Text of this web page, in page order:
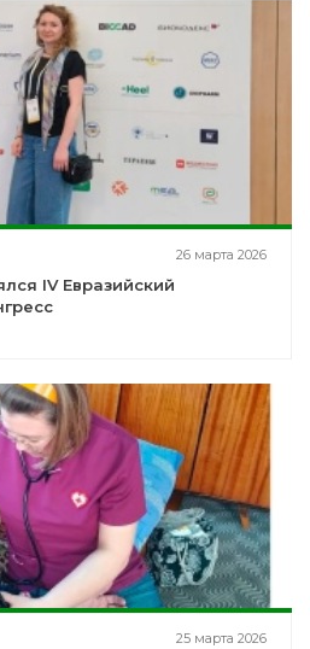
26 марта 2026
IV Евразийский
25 марта 2026